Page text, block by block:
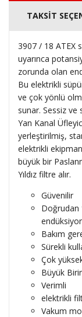
TAKSİT
3907 / 18 ATEX
uyarınca
zorunda olan
Bu elektrikli
ve çok yönlü
sunar. Sessiz ve
Yan Kanal
yerleştirilmiş,
elektrikli
büyük bir
Yıldız filtre alır.
Güvenilir
Doğrudan
Bakım
Sürekli
Çok
Büyük
Verimli
elektrikli
Vakum